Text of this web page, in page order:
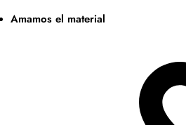
Amamos el material